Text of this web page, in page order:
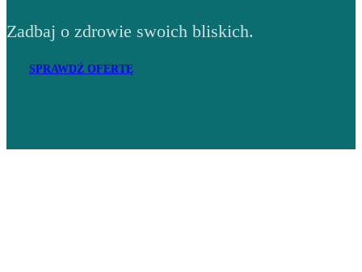
Zadbaj o zdrowie swoich bliskich.
SPRAWDŹ OFERTĘ